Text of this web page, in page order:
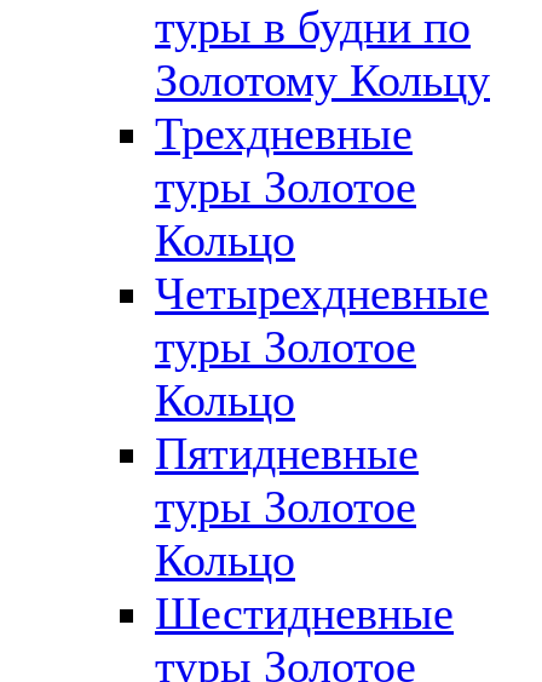
туры в будни по
Золотому Кольцу
Трехдневные
туры Золотое
Кольцо
Четырехдневные
туры Золотое
Кольцо
Пятидневные
туры Золотое
Кольцо
Шестидневные
туры Золотое